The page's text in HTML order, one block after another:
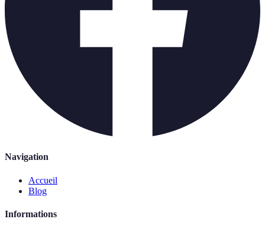
Navigation
Accueil
Blog
Informations